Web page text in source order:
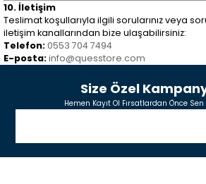
10. İletişim
Teslimat koşullarıyla ilgili sorularınız veya
iletişim kanallarından bize ulaşabilirsiniz:
Telefon:0553 704 7494
E-posta:info@quesstore.com
Size Özel
Hemen Kayıt Ol Fırsatlardan Önce